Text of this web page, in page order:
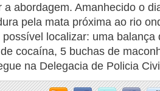
a abordagem. Amanhecido o
pela mata próxima ao rio
localizar: uma balança
cocaína, 5 buchas de
na Delegacia de Policia